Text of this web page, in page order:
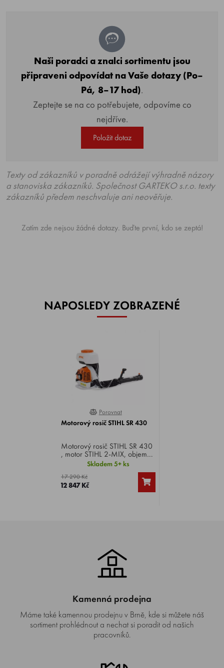
Naši poradci a znalci sortimentu jsou
připraveni odpovídat na Vaše dotazy (Po–
Pá, 8–17 hod).
Zeptejte se na co potřebujete, odpovíme co
nejdříve.
Položit dotaz
Texty od zákazníků v poradně odrážejí výhradně názory
a stanoviska zákazníků. Společnost GARTEKO s.r.o. texty
zákazníků předem neschvaluje ani neověřuje.
Zatím zde nejsou žádné dotazy. Buďte první, kdo se zeptá!
NAPOSLEDY ZOBRAZENÉ
98%
Porovnat
Motorový rosič STIHL SR 430
Motorový rosič STIHL SR 430
, motor STIHL 2-MIX, objem
motoru 63,3 cm³, výkon 3,9
HP, průtok vzduchu 1300
m3/h, hmotnost 12,2 Kg.
Skladem 5+ ks
17 290 Kč
12 847 Kč
Kamenná prodejna
Máme také kamennou prodejnu v Brně, kde si můžete náš
sortiment prohlédnout a nechat si poradit od našich
pracovníků.